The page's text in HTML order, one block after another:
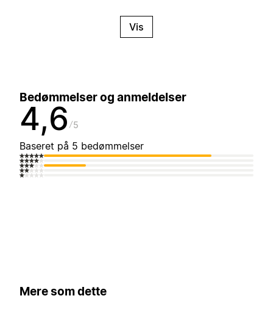
Vis
Bedømmelser og anmeldelser
4,6 5
Baseret på 5 bedømmelser
Mere som dette